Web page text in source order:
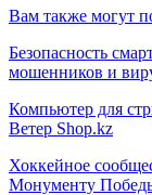
Вам также могут
Безопасность
мошенников и
Компьютер для
Ветер Shop.kz
Хоккейное
Монументу